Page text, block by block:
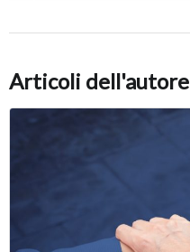
Articoli dell'autore